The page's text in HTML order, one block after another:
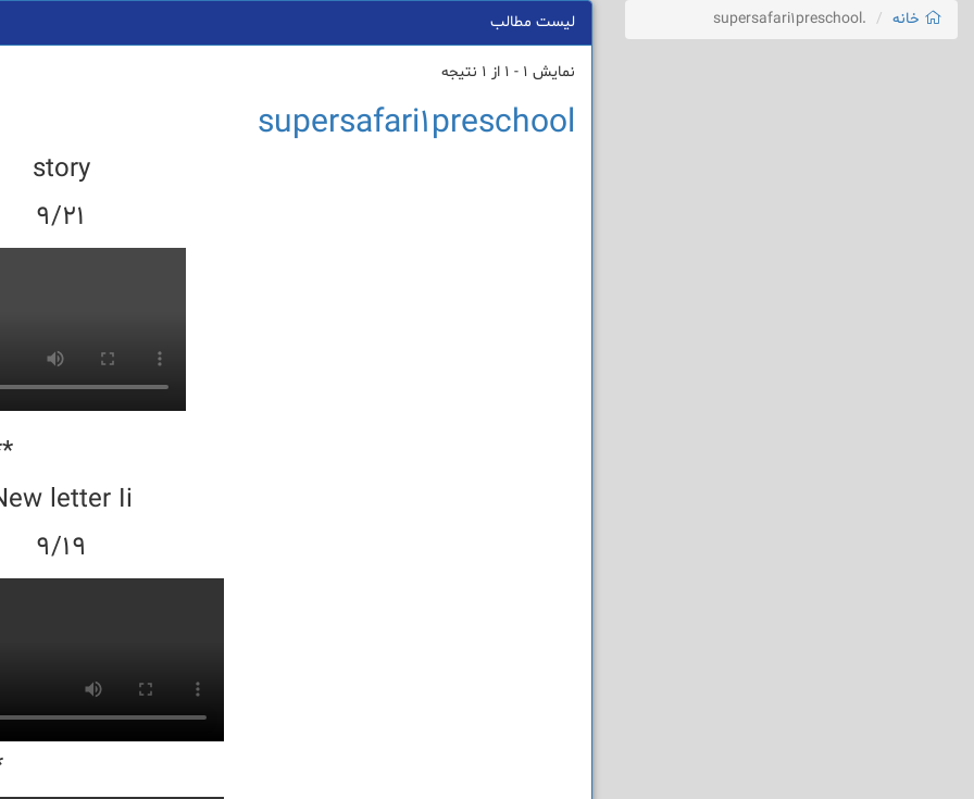
لیست مطالب
نمایش 1 - 1 از 1 نتیجه
supersafari1preschool
story
9/21
letter Ii
9/19
خانه .supersafari1preschool